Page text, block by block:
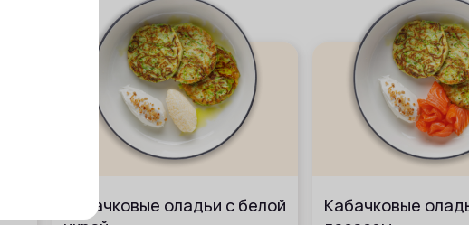
Кабачковые оладьи с белой
Кабачковые